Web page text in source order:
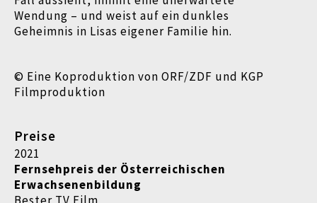
Wendung – und weist auf ein dunkles
Geheimnis in Lisas eigener Familie hin.
© Eine Koproduktion von ORF/ZDF und KGP
Filmproduktion
Preise
2021
Fernsehpreis der Österreichischen
Erwachsenenbildung